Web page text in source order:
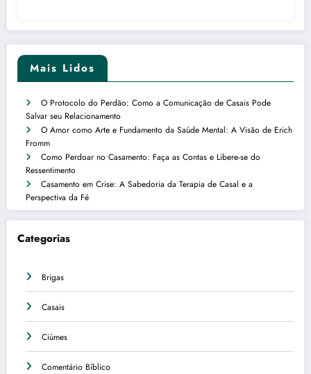
Mais Lidos
O Protocolo do Perdão: Como a Comunicação de Casais Pode
Salvar seu Relacionamento
O Amor como Arte e Fundamento da Saúde Mental: A Visão de Erich
Fromm
Como Perdoar no Casamento: Faça as Contas e Libere-se do
Ressentimento
Casamento em Crise: A Sabedoria da Terapia de Casal e a
Perspectiva da Fé
Categorias
Brigas
Casais
Ciúmes
Comentário Bíblico